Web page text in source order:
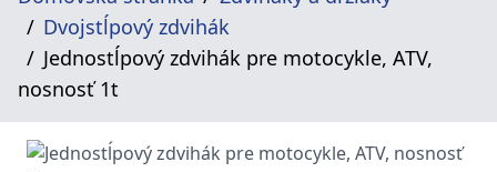
Dvojstĺpový zdvihák
Jednostĺpový zdvihák pre motocykle, ATV,
nosnosť 1t